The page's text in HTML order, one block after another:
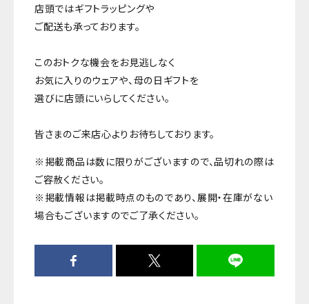
店頭ではギフトラッピングや
ご配送も承っております。
このおトクな機会をお見逃しなく
お気に入りのウェアや、母の日ギフトを
選びに店頭にいらしてください。
皆さまのご来店心よりお待ちしております。
※掲載商品は数に限りがございますので、品切れの際は
ご容赦ください。
※掲載情報は掲載時点のものであり、展開・在庫がない
場合もございますのでご了承ください。